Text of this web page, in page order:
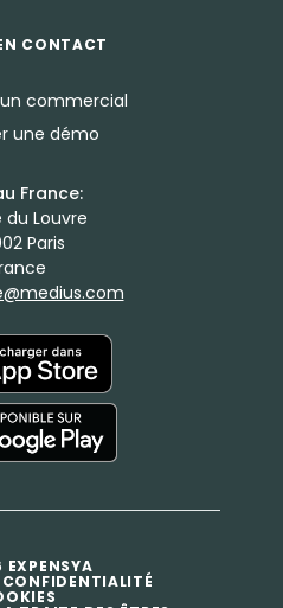
CONTACT
commercial
une démo
France:
du Louvre
Paris